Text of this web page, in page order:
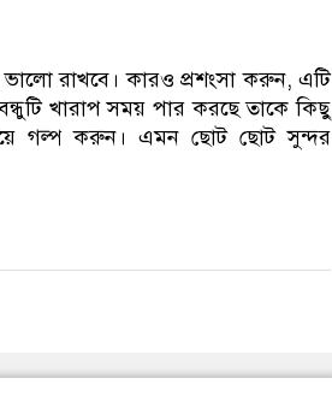
রাখবে। কারও প্রশংসা করুন, এটি
খারাপ সময় পার করছে তাকে কিছু
গল্প করুন। এমন ছোট ছোট সুন্দর